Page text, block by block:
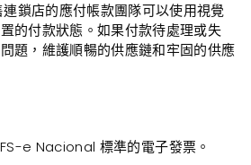
連鎖店的應付帳款團隊可以使用視覺
的付款狀態。如果付款待處理或失
題，維護順暢的供應鏈和牢固的供應
e Nacional 標準的電子發票。